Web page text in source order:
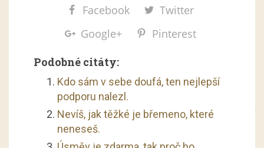
Facebook
Twitter
Google+
Pinterest
Podobné citáty:
Kdo sám v sebe doufá, ten nejlepší
podporu nalezl.
Nevíš, jak těžké je břemeno, které
neneseš.